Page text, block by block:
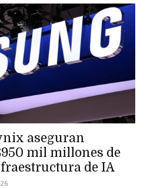
aseguran
mil millones de
de IA